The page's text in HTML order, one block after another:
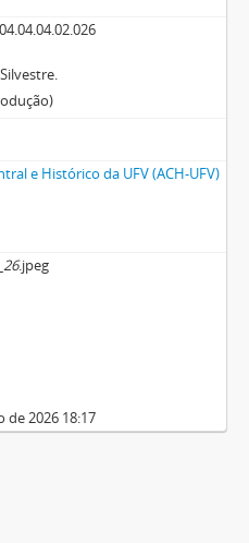
e Histórico da UFV (ACH-UFV)
26.jpeg
de 2026 18:17